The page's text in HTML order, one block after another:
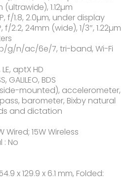
(ultrawide), 1.12µm
f/1.8, 2.0µm, under display
f/2.2, 24mm (wide), 1/3″, 1.22µm
b/g/n/ac/6e/7, tri-band, Wi-Fi
aptX HD
GALILEO, BDS
mounted), accelerometer,
barometer, Bixby natural
and dictation
Wired; 15W Wireless
: No
x 129.9 x 6.1 mm, Folded: